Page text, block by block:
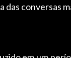
das conversas